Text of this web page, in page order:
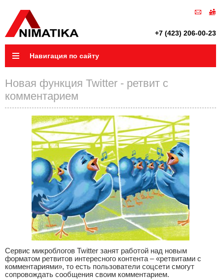
+7 (423) 206-00-23
Навигация по сайту
Новая функция Twitter - ретвит с
комментарием
Сервис микроблогов Twitter занят работой над новым
форматом ретвитов интересного контента – «ретвитами с
комментариями», то есть пользователи соцсети смогут
сопровождать сообщения своим комментарием.